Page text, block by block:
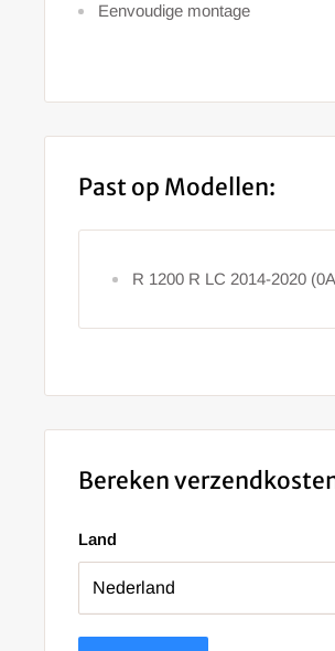
Eenvoudige montage
Past op Modellen:
R 1200 R LC 2014-2020
Bereken
Land